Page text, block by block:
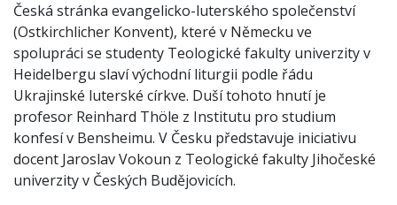
Česká stránka evangelicko-luterského společenství
(Ostkirchlicher Konvent), které v Německu ve
spolupráci se studenty Teologické fakulty univerzity v
Heidelbergu slaví východní liturgii podle řádu
Ukrajinské luterské církve. Duší tohoto hnutí je
profesor Reinhard Thöle z Institutu pro studium
konfesí v Bensheimu. V Česku představuje iniciativu
docent Jaroslav Vokoun z Teologické fakulty Jihočeské
univerzity v Českých Budějovicích.